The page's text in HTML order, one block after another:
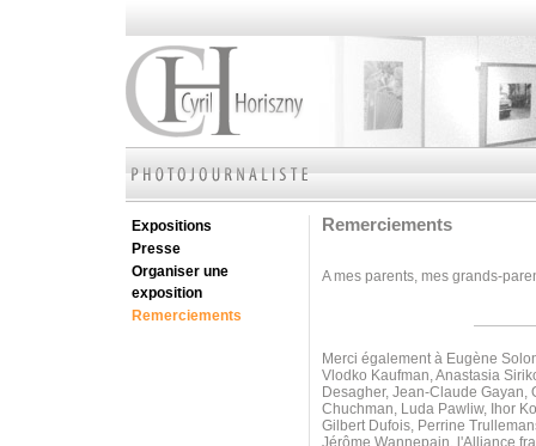
Expositions
Presse
Organiser une
exposition
Remerciements
Remerciements
A mes parents, mes grands-
Merci également à Eugène
Vlodko Kaufman, Anastasia
Desagher, Jean-Claude Gayan,
Chuchman, Luda Pawliw, Ihor
Gilbert Dufois, Perrine
Jérôme Wannepain, l'Alliance